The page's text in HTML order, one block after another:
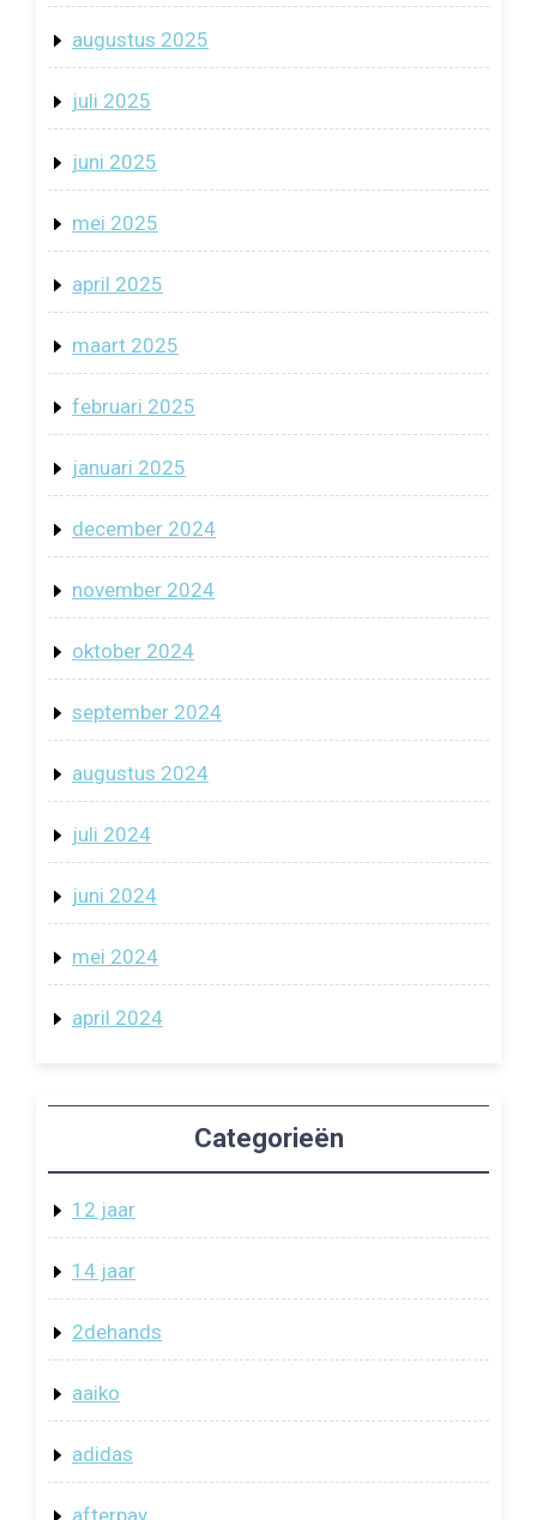
augustus 2025
juli 2025
juni 2025
mei 2025
april 2025
maart 2025
februari 2025
januari 2025
december 2024
november 2024
oktober 2024
september 2024
augustus 2024
juli 2024
juni 2024
mei 2024
april 2024
Categorieën
12 jaar
14 jaar
2dehands
aaiko
adidas
afterpay